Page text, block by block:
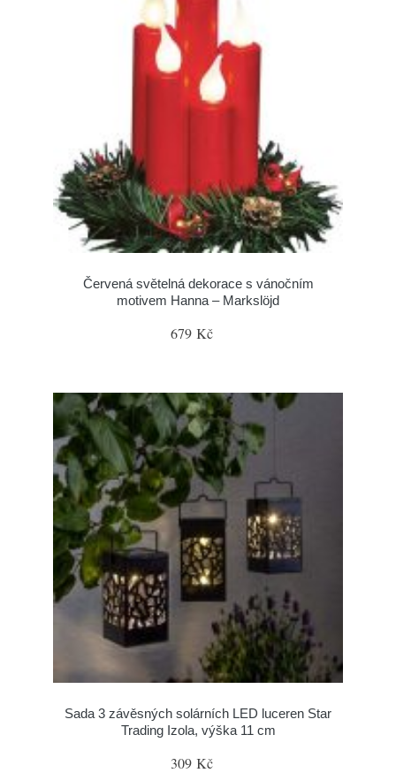
Červená světelná dekorace s vánočním
motivem Hanna – Markslöjd
679 Kč
Sada 3 závěsných solárních LED luceren Star
Trading Izola, výška 11 cm
309 Kč